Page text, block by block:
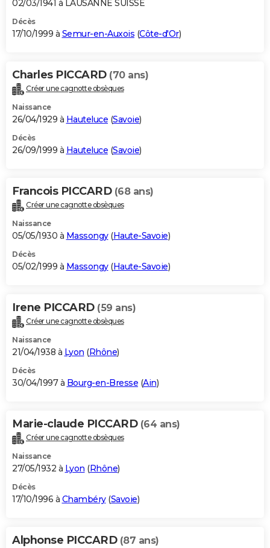
02/03/1941 à LAUSANNE SUISSE
Décès
17/10/1999 à Semur-en-Auxois (Côte-d'Or)
Charles PICCARD (70 ans)
Créer une cagnotte obsèques
Naissance
26/04/1929 à Hauteluce (Savoie)
Décès
26/09/1999 à Hauteluce (Savoie)
Francois PICCARD (68 ans)
Créer une cagnotte obsèques
Naissance
05/05/1930 à Massongy(Haute-Savoie)
Décès
05/02/1999 à Massongy(Haute-Savoie)
Irene PICCARD (59 ans)
Créer une cagnotte obsèques
Naissance
21/04/1938 à Lyon (Rhône)
Décès
30/04/1997 à Bourg-en-Bresse (Ain)
Marie-claude PICCARD (64 ans)
Créer une cagnotte obsèques
Naissance
27/05/1932 à Lyon (Rhône)
Décès
17/10/1996 à Chambéry(Savoie)
Alphonse PICCARD (87 ans)